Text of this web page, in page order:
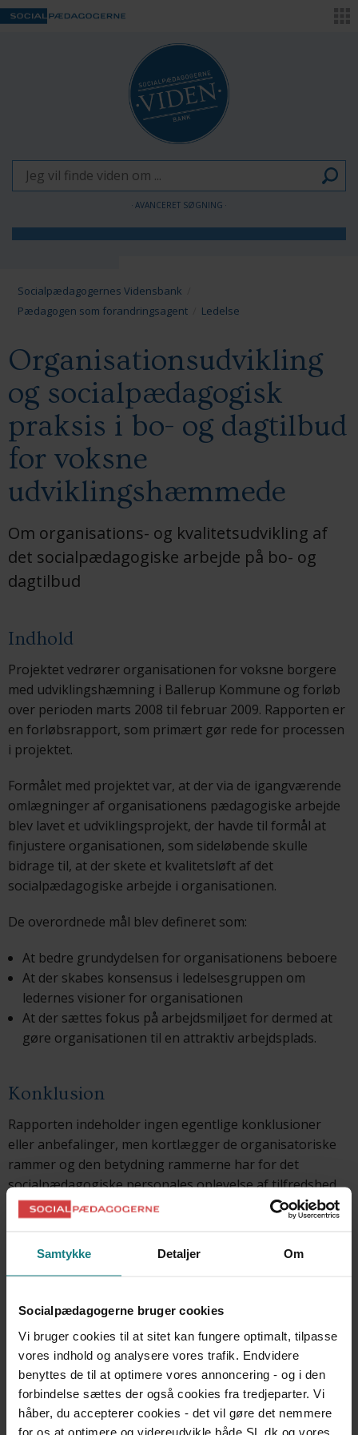
Samtykke Detaljer Om
Socialpædagogerne bruger cookies
Vi bruger cookies til at sitet kan fungere optimalt, tilpasse
vores indhold og analysere vores trafik. Endvidere
benyttes de til at optimere vores annoncering - og i den
forbindelse sættes der også cookies fra tredjeparter. Vi
håber, du accepterer cookies - det vil gøre det nemmere
for os at optimere og videreudvikle både SL.dk og vores
AVANCERET SØGNING
Voksne
Socialpædagogernes Vidensbank
Pædagogen som forandringsagent
Ledelse
Organisationsudvikling
og socialpædagogisk
praksis i bo- og dagtilbud
for voksne
udviklingshæmmede
Om organisations- og kvalitetsudvikling af
det socialpædagogiske arbejde på bo- og
dagtilbud
Indhold
Projektet vedrører organisationen for voksne borgere
med udviklingshæmning i Ballerup Kommune og forløb
over perioden marts 2008 til februar 2009. Rapporten er
en forløbsrapport, som primært gør rede for processen
i projektet.
Formålet med projektet var, at der via de igangværende
omlægninger af organisationens pædagogiske arbejde
blev lavet et udviklingsprojekt, der havde til formål at
finjustere organisationen, som sideløbende skulle
bidrage til, at der skete et kvalitetsløft af det
socialpædagogiske arbejde i organisationen.
De overordnede mål blev defineret som:
At bedre grundydelsen for organisationens beboere
At der skabes konsensus i ledelsesgruppen om
ledernes visioner for organisationen
At der sættes fokus på arbejdsmiljøet for dermed at
gøre organisationen til en attraktiv arbejdsplads.
Konklusion
Rapporten indeholder ingen egentlige konklusioner
eller anbefalinger, men kortlægger de organisatoriske
rammer og den betydning rammerne har for det
socialpædagogiske personales oplevelse af tilfredshed
med arbejdet.
udviklingsarbejdet blev, at de ledelsesmæssige opgaver
blev ændret. Tidligere havde der været daglige ledere,
lederne i stedet for fik en tværgående ledelsesfunktion,
som fx daglig leder for pædagogik og daglig leder for
medarbejderne/organisationen.
Metode